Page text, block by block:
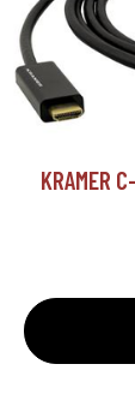
KRAMER